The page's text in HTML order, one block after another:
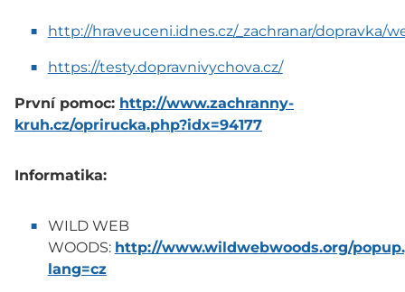
http://hraveuceni.idnes.cz/_zachranar/dopravka/
https://testy.dopravnivychova.cz/
První pomoc: http://www.zachranny-
kruh.cz/oprirucka.php?idx=94177
Informatika:
WILD WEB
WOODS: http://www.wildwebwoods.org/
lang=cz